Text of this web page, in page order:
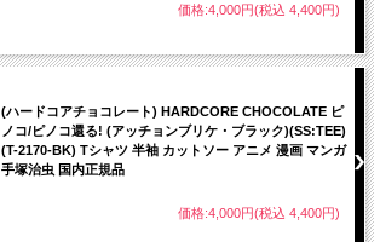
価格:4,000円(税込 4,400円)
(ハードコアチョコレート) HARDCORE CHOCOLATE ピ
ノコ/ピノコ還る! (アッチョンブリケ・ブラック)(SS:TEE)
(T-2170-BK) Tシャツ 半袖 カットソー アニメ 漫画 マンガ
手塚治虫 国内正規品
価格:4,000円(税込 4,400円)